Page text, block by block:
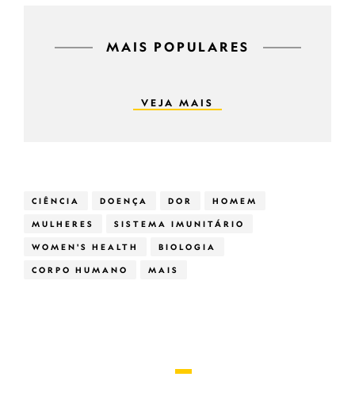
MAIS POPULARES
VEJA MAIS
CIÊNCIA DOENÇA DOR HOMEM
MULHERES SISTEMA IMUNITÁRIO
WOMEN'S HEALTH BIOLOGIA
CORPO HUMANO MAIS